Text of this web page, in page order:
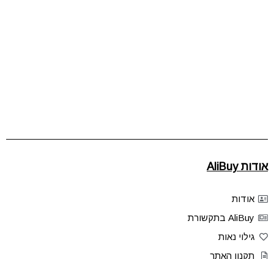
אודות AliBuy
אודות
AliBuy בתקשורת
גילוי נאות
תקנון האתר